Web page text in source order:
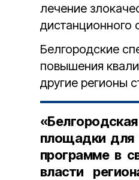
лечение
дистанционного
Белгородские
повышения
другие регионы
площадки для
программе в
власти